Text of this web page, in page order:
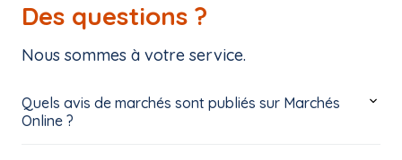
Des questions ?
Nous sommes à votre service.
Quels avis de marchés sont publiés sur Marchés
Online ?